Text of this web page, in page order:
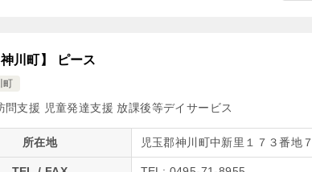
神川町】 ピース
町
問支援 児童発達支援 放課後等デイサービス
所在地 児玉郡神川町中新里１７３番地７